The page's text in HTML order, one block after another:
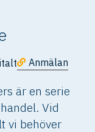
Anmälan
är en serie
Vid
vi behöver